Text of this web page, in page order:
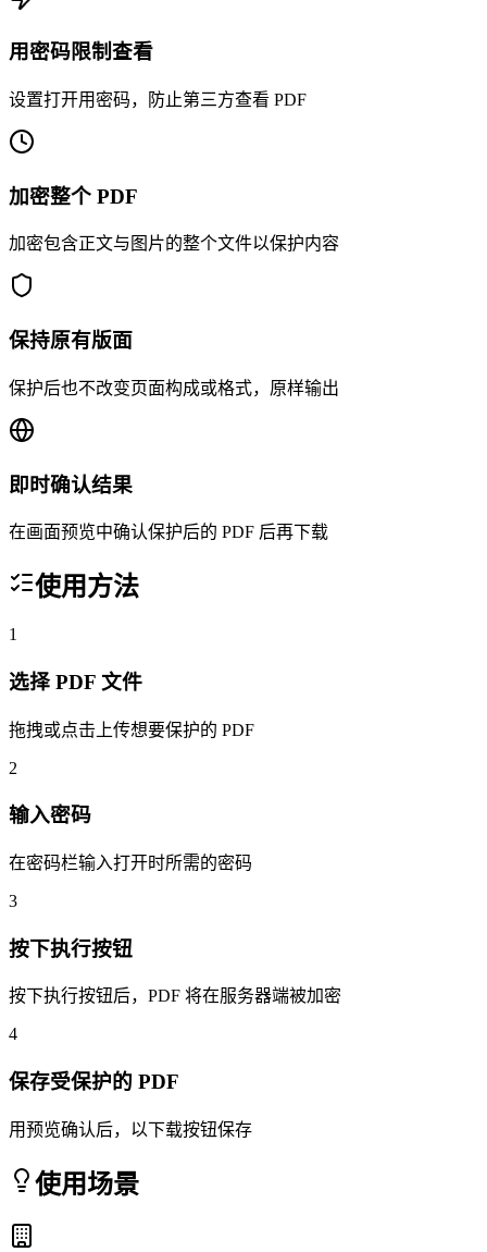
用密码限制查看
设置打开用密码，防止第三方查看 PDF
加密整个 PDF
加密包含正文与图片的整个文件以保护内容
保持原有版面
保护后也不改变页面构成或格式，原样输出
即时确认结果
在画面预览中确认保护后的 PDF 后再下载
使用方法
1
选择 PDF 文件
拖拽或点击上传想要保护的 PDF
2
输入密码
在密码栏输入打开时所需的密码
3
按下执行按钮
按下执行按钮后，PDF 将在服务器端被加密
4
保存受保护的 PDF
用预览确认后，以下载按钮保存
使用场景